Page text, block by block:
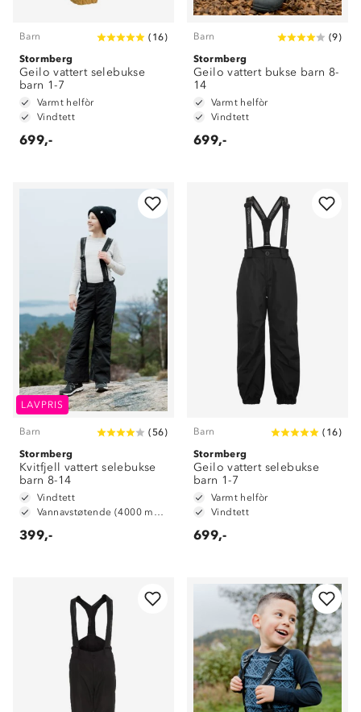
Barn ( 16)
Stormberg
Geilo vattert selebukse
barn 1-7
Varmt helfòr
Vindtett
699,-
Barn (9)
Stormberg
Geilo vattert bukse barn 8-
14
Varmt helfòr
Vindtett
699,-
LAVPRIS
Barn (56)
Stormberg
Kvitfjell vattert selebukse
barn 8-14
Vindtett
Vannavstøtende (4000 mm vannsøyle)
399,-
Barn ( 16)
Stormberg
Geilo vattert selebukse
barn 1-7
Varmt helfòr
Vindtett
699,-